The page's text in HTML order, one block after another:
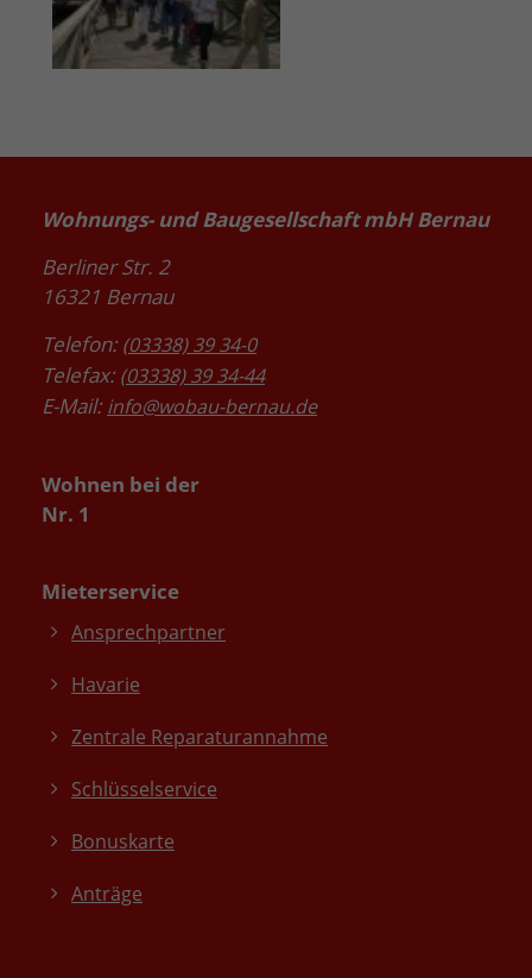
Wohnungs- und Baugesellschaft mbH Bernau
Berliner Str. 2
16321 Bernau
Telefon:(03338) 39 34-0
Telefax:(03338) 39 34-44
E-Mail:info@wobau-bernau.de
Wohnen bei der
Nr. 1
Mieterservice
Ansprechpartner
Havarie
Zentrale Reparaturannahme
Schlüsselservice
Bonuskarte
Anträge